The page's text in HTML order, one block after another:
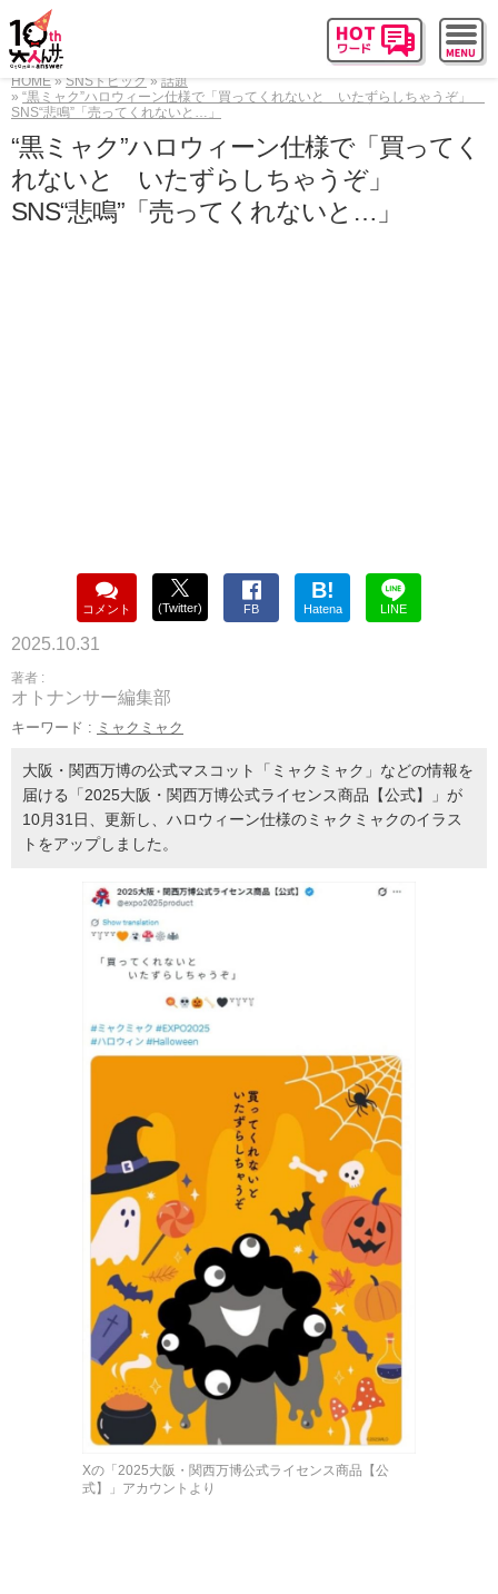
HOME SNSトピック
話題
“黒ミャク”ハロウィーン仕様で「買ってくれないと いたずらしちゃうぞ」
SNS“悲鳴”「売ってくれないと…」
“黒ミャク”ハロウィーン仕様で「買ってく
れないと いたずらしちゃうぞ」
SNS“悲鳴”「売ってくれないと…」
コメント (Twitter) FB
B!
Hatena LINE
2025.10.31
著者 :
オトナンサー編集部
キーワード : ミャクミャク
大阪・関西万博の公式マスコット「ミャクミャク」などの情報を
届ける「2025大阪・関西万博公式ライセンス商品【公式】」が
10月31日、更新し、ハロウィーン仕様のミャクミャクのイラス
トをアップしました。
Xの「2025大阪・関西万博公式ライセンス商品【公
式】」アカウントより